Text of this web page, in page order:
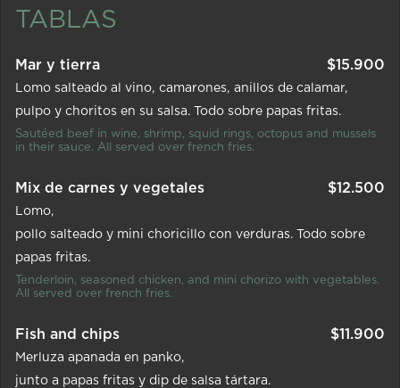
TABLAS
Mar y tierra $15.900
Lomo salteado al vino camarones
anillos de calamar
pulpo y choritos en su salsa. Todo sobre papas fritas.
Sautéed beef in wine, shrimp, squid rings, octopus and mussels
in their sauce. All served over french fries.
Mix de carnes y vegetales $12.500
Lomo
pollo salteado y mini choricillo con verduras. Todo sobre
papas fritas.
Tenderloin, seasoned chicken, and mini chorizo with vegetables.
All served over french fries.
Fish and chips $11.900
Merluza apanada en panko
junto a papas fritas y dip de salsa tártara.